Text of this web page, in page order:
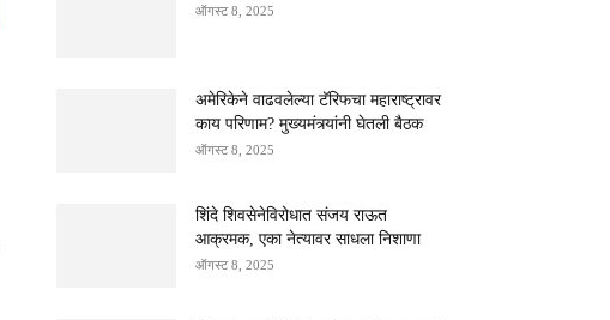
ऑगस्ट 8, 2025
अमेरिकेने वाढवलेल्या टॅरिफचा महाराष्ट्रावर
काय परिणाम? मुख्यमंत्र्यांनी घेतली बैठक
ऑगस्ट 8, 2025
शिंदे शिवसेनेविरोधात संजय राऊत
आक्रमक, एका नेत्यावर साधला निशाणा
ऑगस्ट 8, 2025